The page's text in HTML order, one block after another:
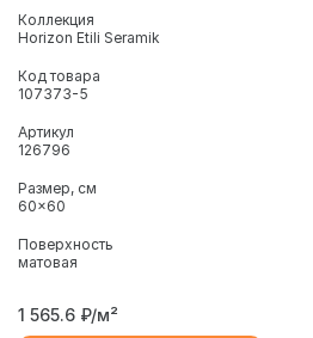
Коллекция
Horizon Etili Seramik
Код товара
107373-5
Артикул
126796
Размер, см
60x60
Поверхность
матовая
1 565.6 ₽/м²